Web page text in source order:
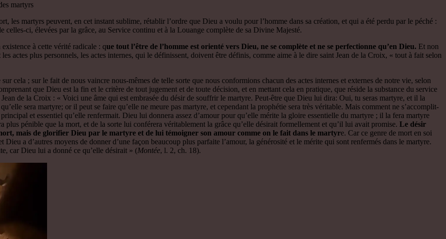
martyrs
les martyrs peuvent, en cet instant sublime, rétablir l’ordre que Dieu a voulu pour l’homme dans sa création, et qui a été perdu par le péché :
celles-ci, élevées par la grâce, au Service continu et à la Louange complète de sa Divine Majesté.
à cette vérité radicale : que tout l’être de l’homme est orienté vers Dieu, ne se complète et ne se perfectionne qu’en Dieu. Et non
actes plus personnels, les actes internes, qui le définissent, doivent être définis, comme aime à le dire saint Jean de la Croix, « tout à fait selon
cela ; sur le fait de nous vaincre nous-mêmes de telle sorte que nous conformions chacun des actes internes et externes de notre vie, selon
que Dieu est la fin et le critère de tout jugement et de toute décision, et en mettant cela en pratique, que réside la substance du service
de la Croix : « Voici une âme qui est embrasée du désir de souffrir le martyre. Peut-être que Dieu lui dira: Oui, tu seras martyre, et il la
sera martyre; or il peut se faire qu’elle ne meure pas martyre, et cependant la prophétie sera très véritable. Mais comment ne s’accomplit-
et essentiel qu’elle renfermait. Dieu lui donnera assez d’amour pour qu’elle mérite la gloire essentielle du martyre ; il la fera martyre
plus pénible que la mort, et de la sorte lui conférera véritablement la grâce qu’elle désirait formellement et qu’il lui avait promise. Le désir
mais de glorifier Dieu par le martyre et de lui témoigner son amour comme on le fait dans le martyre. Car ce genre de mort en soi
Dieu a d’autres moyens de donner d’une façon beaucoup plus parfaite l’amour, la générosité et le mérite qui sont renfermés dans le martyre.
car Dieu lui a donné ce qu’elle désirait » (Montée, l. 2, ch. 18).